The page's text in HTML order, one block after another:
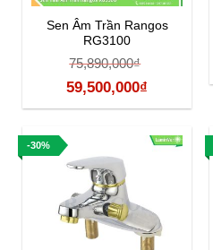
Sen Âm Trần Rangos
RG3100
75,890,000₫
Giá
gốc
75,890,000₫.
59,500,000₫
hiện
tại
-30%